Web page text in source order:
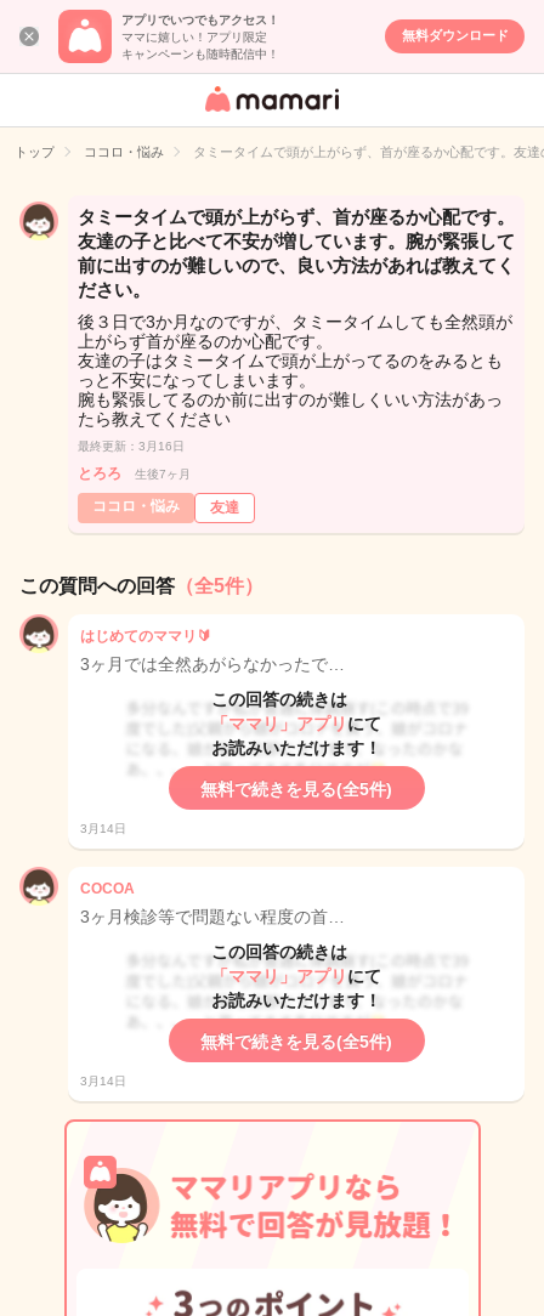
アプリでいつでもアクセス！
ママに嬉しい！アプリ限定
キャンペーンも随時配信中！
無料ダウンロード
女性専用匿名QA
イト
トップ ココロ・悩み タミータイムで頭が上がらず、首が座るか心配です。友
タミータイムで頭が上がらず、首が座るか心配です。
友達の子と比べて不安が増しています。腕が緊張して
前に出すのが難しいので、良い方法があれば教えてく
ださい。
後３日で3か月なのですが、タミータイムしても全然頭が
上がらず首が座るのか心配です。
友達の子はタミータイムで頭が上がってるのをみるとも
っと不安になってしまいます。
腕も緊張してるのか前に出すのが難しくいい方法があっ
たら教えてください
最終更新：3月16日
とろろ 生後7ヶ月
ココロ・悩み 友達
この質問への回答 （全5件）
はじめてのママリ🔰
3ヶ月では全然あがらなかったで…
この回答の続きは
「ママリ」アプリ にて
お読みいただけます！
無料で続きを見る(全5件)
3月14日
COCOA
3ヶ月検診等で問題ない程度の首…
この回答の続きは
「ママリ」アプリ にて
お読みいただけます！
無料で続きを見る(全5件)
3月14日